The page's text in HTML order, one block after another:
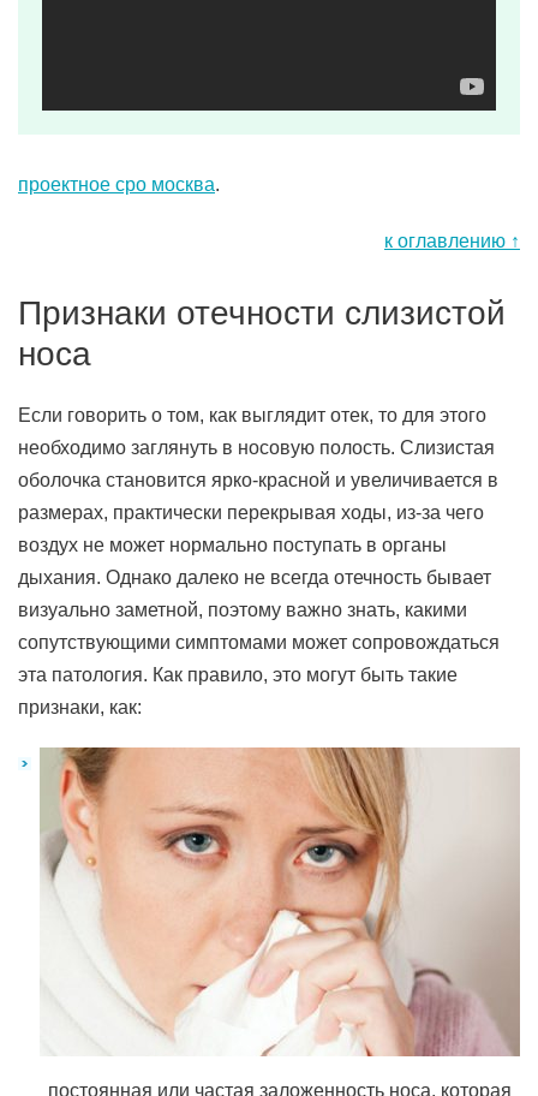
проектное сро москва.
к оглавлению ↑
Признаки отечности слизистой
носа
Если говорить о том, как выглядит отек, то для этого
необходимо заглянуть в носовую полость. Слизистая
оболочка становится ярко-красной и увеличивается в
размерах, практически перекрывая ходы, из-за чего
воздух не может нормально поступать в органы
дыхания. Однако далеко не всегда отечность бывает
визуально заметной, поэтому важно знать, какими
сопутствующими симптомами может сопровождаться
эта патология. Как правило, это могут быть такие
признаки, как:
постоянная или частая заложенность носа, которая